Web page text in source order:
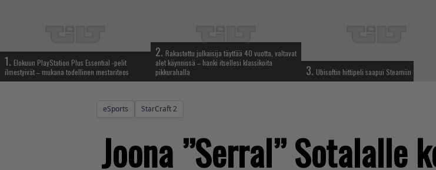
1. Elokuun PlayStation Plus Essential -pelit
ilmestyivät – mukana todellinen mestariteos
2. Rakastettu julkaisija täyttää 40 vuotta, valtavat
alet käynnissä – hanki itsellesi klassikoita
pikkurahalla
3. Ubisoftin hittipeli saapui Steamiin
eSports StarCraft 2
Joona ”Serral” Sotalalle